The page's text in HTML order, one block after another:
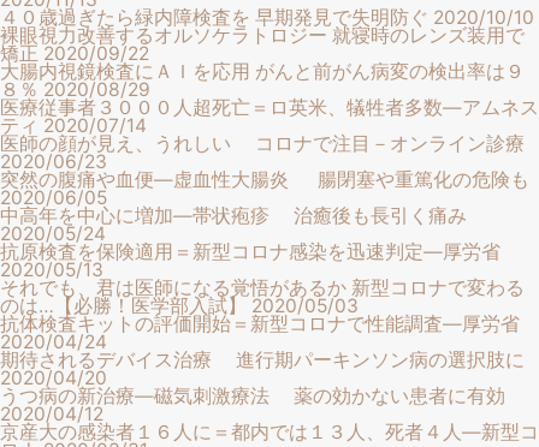
４０歳過ぎたら緑内障検査を 早期発見で失明防ぐ 2020/10/10
裸眼視力改善するオルソケラトロジー 就寝時のレンズ装用で
矯正 2020/09/22
大腸内視鏡検査にＡＩを応用 がんと前がん病変の検出率は９
８％ 2020/08/29
医療従事者３０００人超死亡＝ロ英米、犠牲者多数―アムネス
ティ 2020/07/14
医師の顔が見え、うれしい コロナで注目－オンライン診療
2020/06/23
突然の腹痛や血便―虚血性大腸炎 腸閉塞や重篤化の危険も
2020/06/05
中高年を中心に増加―帯状疱疹 治癒後も長引く痛み
2020/05/24
抗原検査を保険適用＝新型コロナ感染を迅速判定―厚労省
2020/05/13
それでも、君は医師になる覚悟があるか 新型コロナで変わる
のは…【必勝！医学部入試】 2020/05/03
抗体検査キットの評価開始＝新型コロナで性能調査―厚労省
2020/04/24
期待されるデバイス治療 進行期パーキンソン病の選択肢に
2020/04/20
うつ病の新治療―磁気刺激療法 薬の効かない患者に有効
2020/04/12
京産大の感染者１６人に＝都内では１３人、死者４人―新型コ